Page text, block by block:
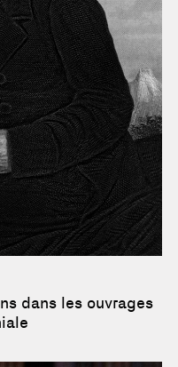
dans les ouvrages